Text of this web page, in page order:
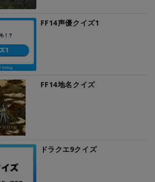
FF14声優クイズ1
FF14地名クイズ
ドラクエ9クイズ